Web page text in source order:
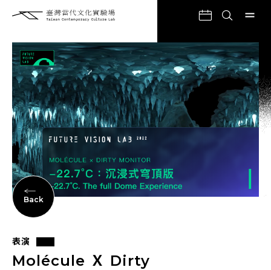
Back
表演
Molécule Ｘ Dirty